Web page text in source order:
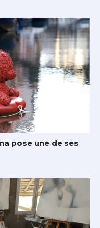
pose une de ses